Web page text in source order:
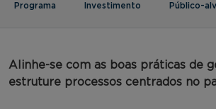
Programa Investimento Público-
Alinhe-se com as boas práticas de
estruture processos centrados no